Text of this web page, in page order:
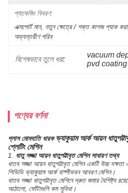
প্যাকেজিং বিবরণ:
এক্সপোর্ট মান, নতুন ক্ষেত্রে / শক্ত কাগজ প্যাক
অভ্যন্তরীণ পরিব
বিশেষভাবে তুলে ধরা:
vacuum
pvd
পণ্যের বর্ণনা
গ্লাস মোমবাতি ধারক ভ্যাকুয়াম আর্ক আয়ন
প্লেটিং মেশিন
1. ধাতু সজ্জা আয়ন ধাতুপট্টাবৃত মেশিন সাধারণ তথ্য
ধাতব সজ্জা আয়ন ধাতুপট্টাবৃত মেশিন একটি উচ্চ
পিভিডি ভ্যাকুয়াম আর্ক বাষ্পীভবন আবরণ মেশিন।
ধাতব সজ্জা ধাতুপট্টাবৃত মেশিনে দ্রুত জমার বৈশিষ্ট্য
আঠালো, ফোঁটাগুলি কম সুবিধা।